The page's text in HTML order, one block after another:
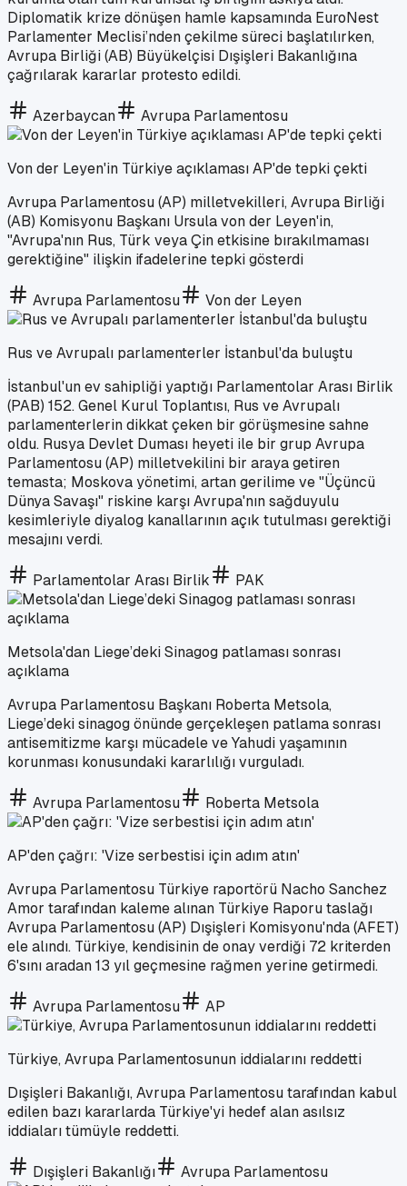
Diplomatik krize dönüşen hamle kapsamında EuroNest
Parlamenter Meclisi’nden çekilme süreci başlatılırken,
Avrupa Birliği (AB) Büyükelçisi Dışişleri Bakanlığına
çağrılarak kararlar protesto edildi.
Azerbaycan Avrupa Parlamentosu
Von der Leyen'in Türkiye açıklaması AP'de tepki çekti
Avrupa Parlamentosu (AP) milletvekilleri, Avrupa Birliği
(AB) Komisyonu Başkanı Ursula von der Leyen'in,
"Avrupa'nın Rus, Türk veya Çin etkisine bırakılmaması
gerektiğine" ilişkin ifadelerine tepki gösterdi
Avrupa Parlamentosu Von der Leyen
Rus ve Avrupalı parlamenterler İstanbul'da buluştu
İstanbul'un ev sahipliği yaptığı Parlamentolar Arası Birlik
(PAB) 152. Genel Kurul Toplantısı, Rus ve Avrupalı
parlamenterlerin dikkat çeken bir görüşmesine sahne
oldu. Rusya Devlet Duması heyeti ile bir grup Avrupa
Parlamentosu (AP) milletvekilini bir araya getiren
temasta; Moskova yönetimi, artan gerilime ve "Üçüncü
Dünya Savaşı" riskine karşı Avrupa'nın sağduyulu
kesimleriyle diyalog kanallarının açık tutulması gerektiği
mesajını verdi.
Parlamentolar Arası Birlik PAK
Metsola'dan Liege’deki Sinagog patlaması sonrası
açıklama
Avrupa Parlamentosu Başkanı Roberta Metsola,
Liege’deki sinagog önünde gerçekleşen patlama sonrası
antisemitizme karşı mücadele ve Yahudi yaşamının
korunması konusundaki kararlılığı vurguladı.
Avrupa Parlamentosu Roberta Metsola
AP'den çağrı: 'Vize serbestisi için adım atın'
Avrupa Parlamentosu Türkiye raportörü Nacho Sanchez
Amor tarafından kaleme alınan Türkiye Raporu taslağı
Avrupa Parlamentosu (AP) Dışişleri Komisyonu'nda (AFET)
ele alındı. Türkiye, kendisinin de onay verdiği 72 kriterden
6'sını aradan 13 yıl geçmesine rağmen yerine getirmedi.
Avrupa Parlamentosu AP
Türkiye, Avrupa Parlamentosunun iddialarını reddetti
Dışişleri Bakanlığı, Avrupa Parlamentosu tarafından kabul
edilen bazı kararlarda Türkiye'yi hedef alan asılsız
iddiaları tümüyle reddetti.
Dışişleri Bakanlığı Avrupa Parlamentosu